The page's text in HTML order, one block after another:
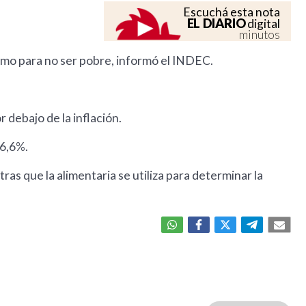
Escuchá esta nota
EL DIARIOdigital
minutos
para no ser pobre, informó el INDEC.
debajo de la inflación.
que la alimentaria se utiliza para determinar la